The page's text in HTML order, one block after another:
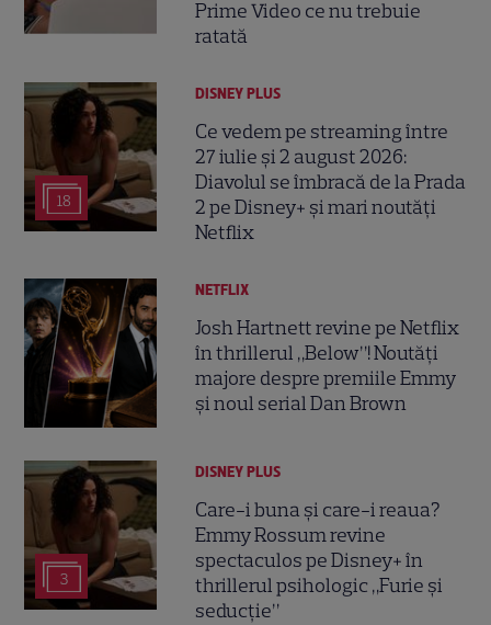
Prime Video ce nu trebuie
ratată
18
DISNEY PLUS
Ce vedem pe streaming între
27 iulie și 2 august 2026:
Diavolul se îmbracă de la Prada
2 pe Disney+ și mari noutăți
Netflix
NETFLIX
Josh Hartnett revine pe Netflix
în thrillerul „Below”! Noutăți
majore despre premiile Emmy
și noul serial Dan Brown
3
DISNEY PLUS
Care-i buna și care-i reaua?
Emmy Rossum revine
spectaculos pe Disney+ în
thrillerul psihologic „Furie și
seducție”